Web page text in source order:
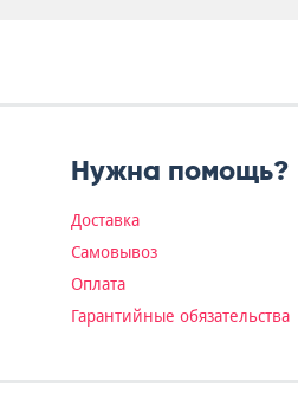
Нужна помощь?
Доставка
Самовывоз
Оплата
Гарантийные обязательства